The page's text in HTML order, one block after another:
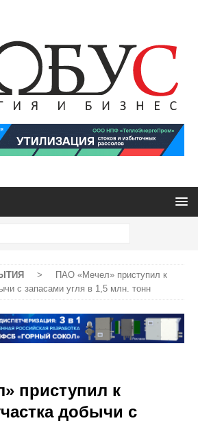
>
ПАО «Мечел» приступил к
с запасами угля в 1,5 млн. тонн
приступил к
добычи с